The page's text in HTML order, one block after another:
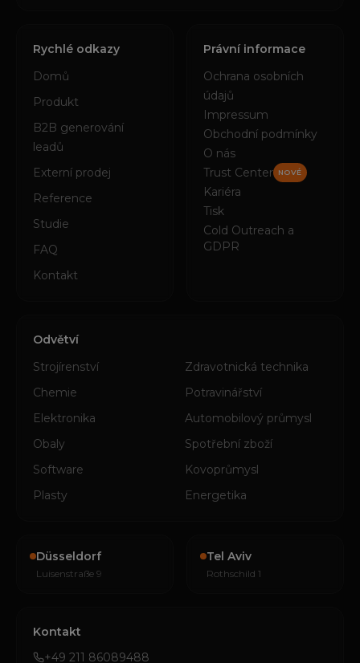
Rychlé odkazy
Domů
Produkt
B2B generování
leadů
Externí prodej
Reference
Studie
FAQ
Kontakt
Právní informace
Ochrana osobních
údajů
Impressum
Obchodní podmínky
O nás
Trust Center
NOVÉ
Kariéra
Tisk
Cold Outreach a
GDPR
Odvětví
Strojírenství
Zdravotnická technika
Chemie
Potravinářství
Elektronika
Automobilový průmysl
Obaly
Spotřební zboží
Software
Kovoprůmysl
Plasty
Energetika
Düsseldorf
Luisenstraße 9
Tel Aviv
Rothschild 1
Kontakt
+49 211 86089488